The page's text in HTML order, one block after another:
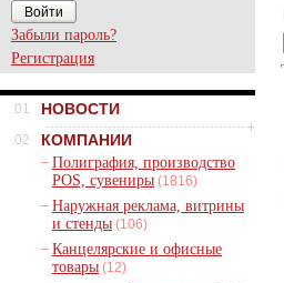
Забыли пароль?
Регистрация
.01 НОВОСТИ
.02 КОМПАНИИ
– Полиграфия, производство
POS, сувениры (1816)
– Наружная реклама, витрины
и стенды (106)
– Канцелярские и офисные
товары (12)